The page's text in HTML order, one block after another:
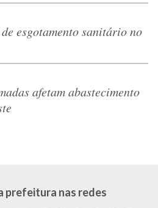
esgotamento sanitário no
afetam abastecimento
prefeitura nas redes